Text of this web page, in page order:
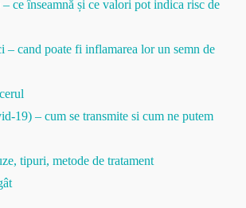
ce înseamnă și ce valori pot indica risc de
cand poate fi inflamarea lor un semn de
19) – cum se transmite si cum ne putem
tipuri, metode de tratament